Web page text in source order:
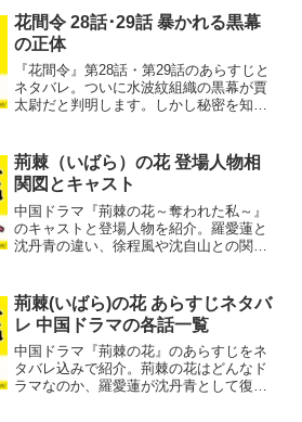
花間令 28話･29話 暴かれる黒幕
の正体
『花間令』第28話・第29話のあらすじと
ネタバレ。ついに水波紋組織の黒幕が賈
太尉だと判明します。しかし秘密を知っ
す。
荊棘（いばら）の花 登場人物相
関図とキャスト
中国ドラマ『荊棘の花～奪われた私～』
のキャストと登場人物を紹介。羅愛蓮と
沈丹青の違い、徐程風や沈自山との関
荊棘(いばら)の花 あらすじネタバ
レ 中国ドラマの各話一覧
中国ドラマ『荊棘の花』のあらすじをネ
タバレ込みで紹介。荊棘の花はどんなド
ラマなのか、羅愛蓮が沈丹青として復讐